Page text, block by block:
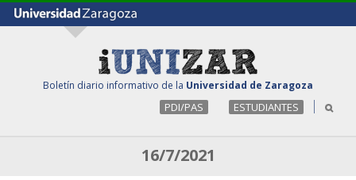
Boletín diario informativo de la Universidad de Zaragoza
PDI/PAS ESTUDIANTES
16/7/2021